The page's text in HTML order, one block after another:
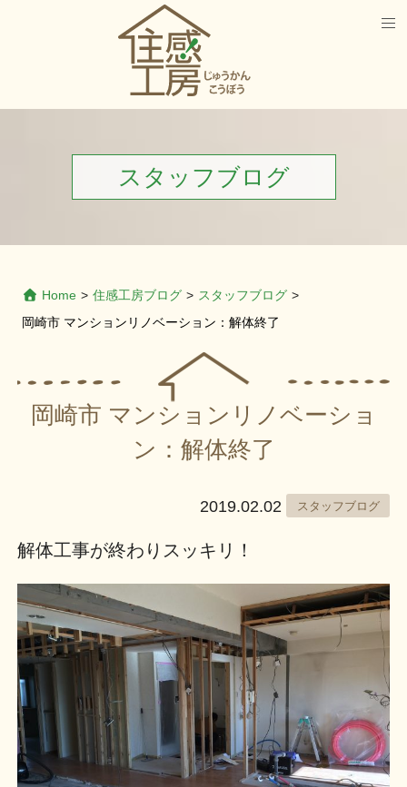
スタッフブログ
Home > 住感工房ブログ > スタッフブログ >
岡崎市 マンションリノベーション：解体終了
岡崎市 マンションリノベーショ
ン：解体終了
2019.02.02 スタッフブログ
解体工事が終わりスッキリ！